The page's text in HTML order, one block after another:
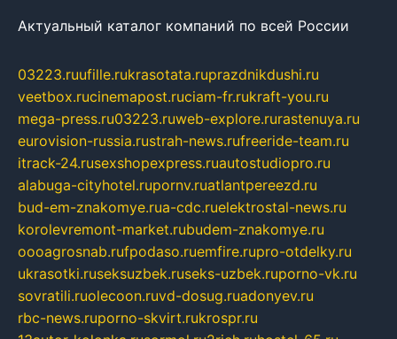
Актуальный каталог компаний по всей России
03223.ruufille.rukrasotata.ruprazdnikdushi.ru
veetbox.rucinemapost.ruciam-fr.rukraft-you.ru
mega-press.ru03223.ruweb-explore.rurastenuya.ru
eurovision-russia.rustrah-news.rufreeride-team.ru
itrack-24.rusexshopexpress.ruautostudiopro.ru
alabuga-cityhotel.rupornv.ruatlantpereezd.ru
bud-em-znakomye.rua-cdc.ruelektrostal-news.ru
korolevremont-market.rubudem-znakomye.ru
oooagrosnab.rufpodaso.ruemfire.rupro-otdelky.ru
ukrasotki.ruseksuzbek.ruseks-uzbek.ruporno-vk.ru
sovratili.ruolecoon.ruvd-dosug.ruadonyev.ru
rbc-news.ruporno-skvirt.rukrospr.ru